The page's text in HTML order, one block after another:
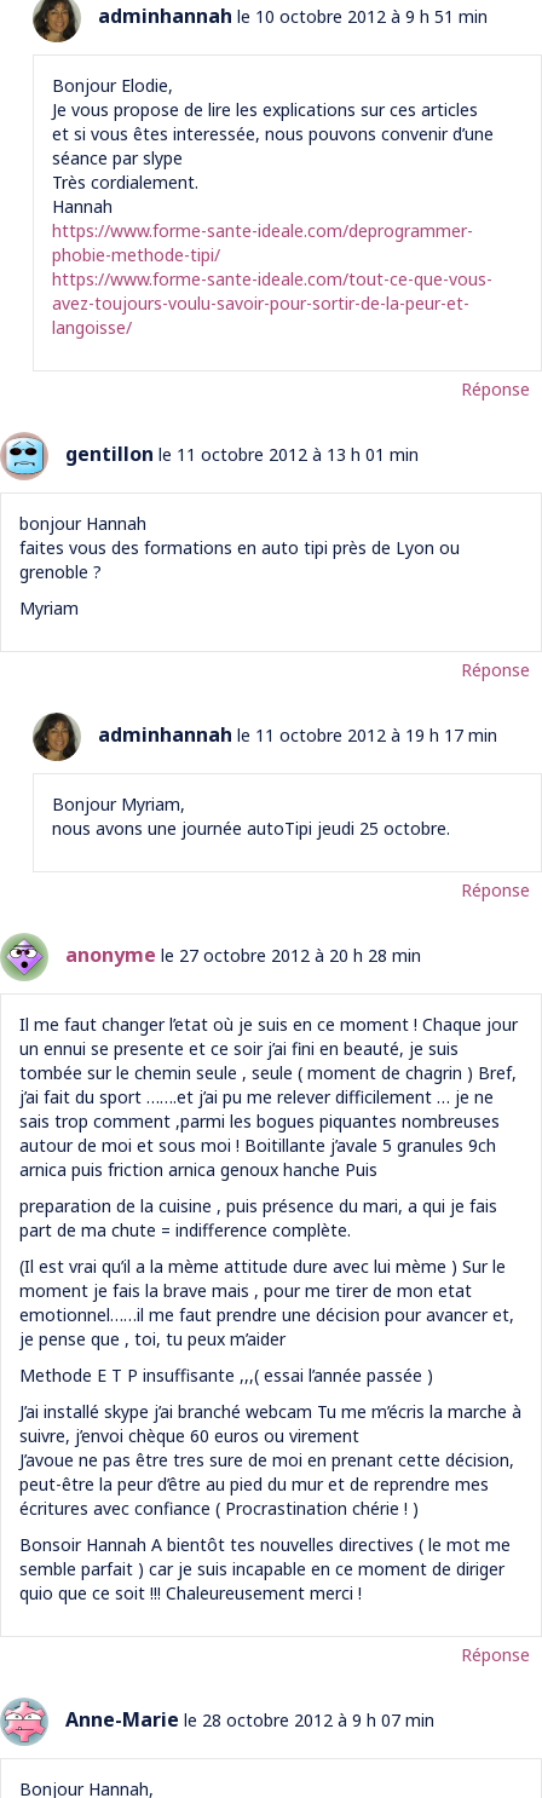
adminhannah le 10 octobre 2012 à 9 h 51 min
Bonjour Elodie,
Je vous propose de lire les explications sur ces articles
et si vous êtes interessée, nous pouvons convenir d’une
séance par slype
Très cordialement.
Hannah
https://www.forme-sante-ideale.com/deprogrammer-
phobie-methode-tipi/
https://www.forme-sante-ideale.com/tout-ce-que-vous-
avez-toujours-voulu-savoir-pour-sortir-de-la-peur-et-
langoisse/
Réponse
gentillon le 11 octobre 2012 à 13 h 01 min
bonjour Hannah
faites vous des formations en auto tipi près de Lyon ou
grenoble ?
Myriam
Réponse
adminhannah le 11 octobre 2012 à 19 h 17 min
Bonjour Myriam,
nous avons une journée autoTipi jeudi 25 octobre.
Réponse
anonyme le 27 octobre 2012 à 20 h 28 min
Il me faut changer l’etat où je suis en ce moment ! Chaque jour
un ennui se presente et ce soir j’ai fini en beauté, je suis
tombée sur le chemin seule , seule ( moment de chagrin ) Bref,
j’ai fait du sport …….et j’ai pu me relever difficilement … je ne
sais trop comment ,parmi les bogues piquantes nombreuses
autour de moi et sous moi ! Boitillante j’avale 5 granules 9ch
arnica puis friction arnica genoux hanche Puis
preparation de la cuisine , puis présence du mari, a qui je fais
part de ma chute = indifference complète.
(Il est vrai qu’il a la mème attitude dure avec lui mème ) Sur le
moment je fais la brave mais , pour me tirer de mon etat
emotionnel……il me faut prendre une décision pour avancer et,
je pense que , toi, tu peux m’aider
Methode E T P insuffisante ,,,( essai l’année passée )
J’ai installé skype j’ai branché webcam Tu me m’écris la marche à
suivre, j’envoi chèque 60 euros ou virement
J’avoue ne pas être tres sure de moi en prenant cette décision,
peut-être la peur d’être au pied du mur et de reprendre mes
écritures avec confiance ( Procrastination chérie ! )
Bonsoir Hannah A bientôt tes nouvelles directives ( le mot me
semble parfait ) car je suis incapable en ce moment de diriger
quio que ce soit !!! Chaleureusement merci !
Réponse
Anne-Marie le 28 octobre 2012 à 9 h 07 min
Bonjour Hannah,